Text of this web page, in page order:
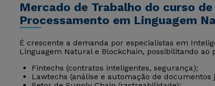
Mercado de Trabalho do curso
Processamento em Linguagem
É crescente a demanda por especialistas em
Linguagem Natural e Blockchain, possibilitando ao
Fintechs (contratos inteligentes, segurança);
Lawtechs (análise e automação de documentos